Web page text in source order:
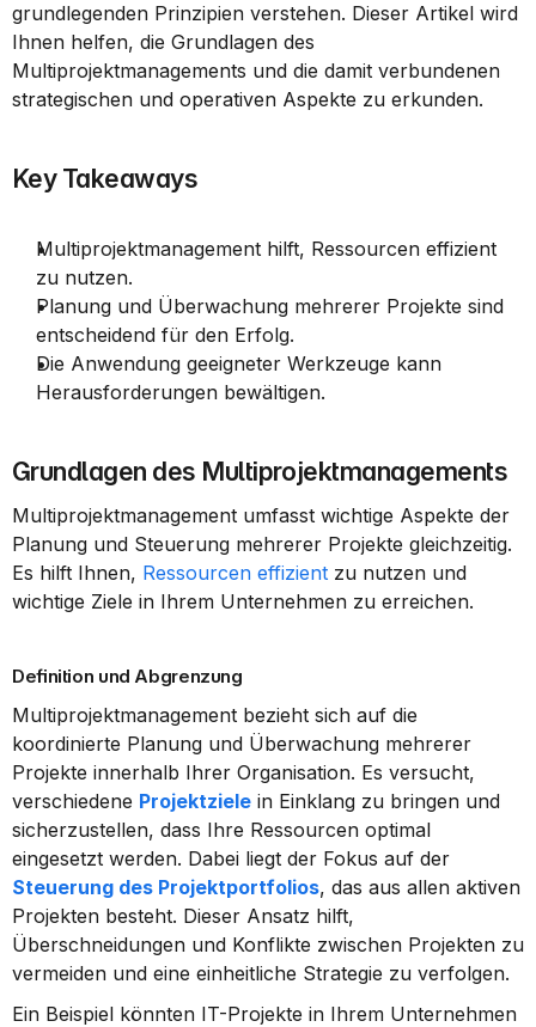
grundlegenden Prinzipien verstehen. Dieser Artikel wird
Ihnen helfen, die Grundlagen des
Multiprojektmanagements und die damit verbundenen
strategischen und operativen Aspekte zu erkunden.
Key Takeaways
Multiprojektmanagement hilft, Ressourcen effizient
zu nutzen.
Planung und Überwachung mehrerer Projekte sind
entscheidend für den Erfolg.
Die Anwendung geeigneter Werkzeuge kann
Herausforderungen bewältigen.
Grundlagen des Multiprojektmanagements
Multiprojektmanagement umfasst wichtige Aspekte der
Planung und Steuerung mehrerer Projekte gleichzeitig.
Es hilft Ihnen, Ressourcen effizient zu nutzen und
wichtige Ziele in Ihrem Unternehmen zu erreichen.
Definition und Abgrenzung
Multiprojektmanagement bezieht sich auf die
koordinierte Planung und Überwachung mehrerer
Projekte innerhalb Ihrer Organisation. Es versucht,
verschiedene Projektziele in Einklang zu bringen und
sicherzustellen, dass Ihre Ressourcen optimal
Steuerung des Projektportfolios, das aus allen aktiven
Projekten besteht. Dieser Ansatz hilft,
Überschneidungen und Konflikte zwischen Projekten zu
vermeiden und eine einheitliche Strategie zu verfolgen.
Ein Beispiel könnten IT-Projekte in Ihrem Unternehmen